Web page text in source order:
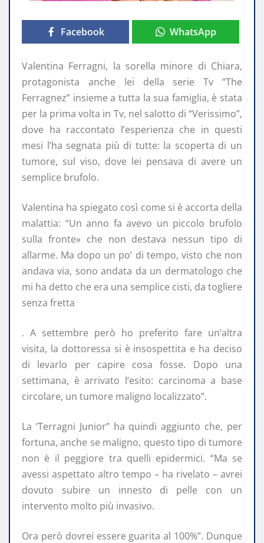
Facebook WhatsApp
Valentina Ferragni, la sorella minore di Chiara,
protagonista anche lei della serie Tv “The
Ferragnez” insieme a tutta la sua famiglia, è stata
per la prima volta in Tv, nel salotto di “Verissimo”,
dove ha raccontato l’esperienza che in questi
mesi l’ha segnata più di tutte: la scoperta di un
tumore, sul viso, dove lei pensava di avere un
semplice brufolo.
Valentina ha spiegato così come si è accorta della
malattia: “Un anno fa avevo un piccolo brufolo
sulla fronte» che non destava nessun tipo di
allarme. Ma dopo un po’ di tempo, visto che non
andava via, sono andata da un dermatologo che
mi ha detto che era una semplice cisti, da togliere
senza fretta
. A settembre però ho preferito fare un’altra
visita, la dottoressa si è insospettita e ha deciso
di levarlo per capire cosa fosse. Dopo una
settimana, è arrivato l’esito: carcinoma a base
circolare, un tumore maligno localizzato”.
La ‘Terragni Junior” ha quindi aggiunto che, per
fortuna, anche se maligno, questo tipo di tumore
non è il peggiore tra quelli epidermici. “Ma se
avessi aspettato altro tempo – ha rivelato – avrei
dovuto subire un innesto di pelle con un
intervento molto più invasivo.
Ora però dovrei essere guarita al 100%”. Dunque